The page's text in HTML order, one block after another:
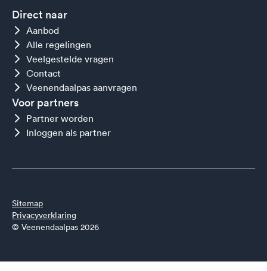
Direct naar
Aanbod
Alle regelingen
Veelgestelde vragen
Contact
Veenendaalpas aanvragen
Voor partners
Partner worden
Inloggen als partner
Sitemap
Privacyverklaring
© Veenendaalpas 2026